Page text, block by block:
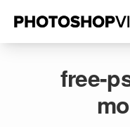
free-